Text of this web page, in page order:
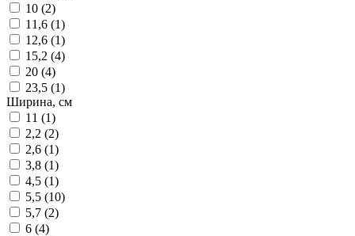
10 (2)
11,6 (1)
12,6 (1)
15,2 (4)
20 (4)
23,5 (1)
Ширина, см
11 (1)
2,2 (2)
2,6 (1)
3,8 (1)
4,5 (1)
5,5 (10)
5,7 (2)
6 (4)